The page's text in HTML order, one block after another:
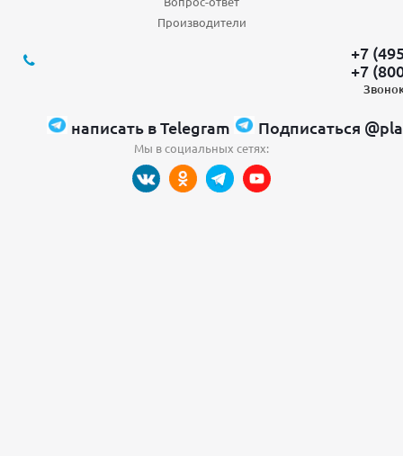
Производители
+7
+7
написать в Telegram Подписаться
Мы в социальных сетях: